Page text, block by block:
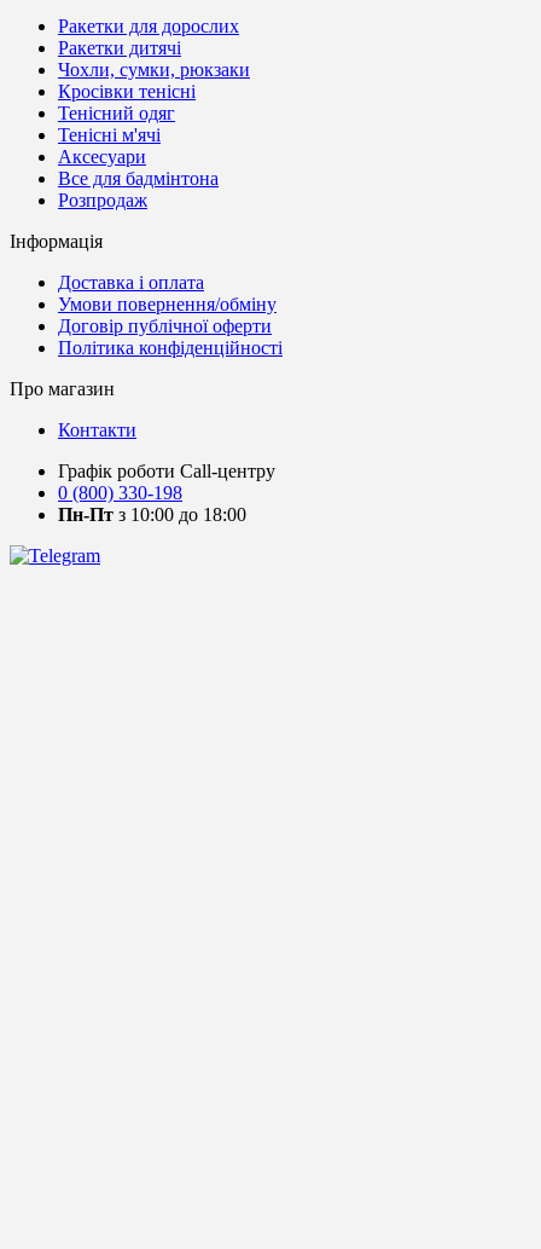
Ракетки для дорослих
Ракетки дитячі
Чохли, сумки, рюкзаки
Кросівки тенісні
Тенісний одяг
Тенісні м'ячі
Аксесуари
Все для бадмінтона
Розпродаж
Інформація
Доставка і оплата
Умови повернення/обміну
Договір публічної оферти
Політика конфіденційності
Про магазин
Контакти
Графік роботи Call-центру
0 (800) 330-198
Пн-Пт з 10:00 до 18:00